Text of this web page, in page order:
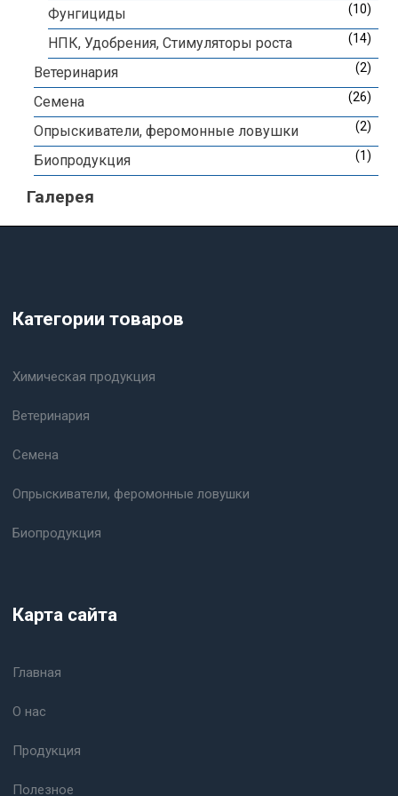
Фунгициды (10)
НПК, Удобрения, Стимуляторы роста (14)
Ветеринария (2)
Семена (26)
Опрыскиватели, феромонные ловушки (2)
Биопродукция (1)
Галерея
Категории товаров
Химическая продукция
Ветеринария
Семена
Опрыскиватели, феромонные ловушки
Биопродукция
Карта сайта
Главная
О нас
Продукция
Полезное